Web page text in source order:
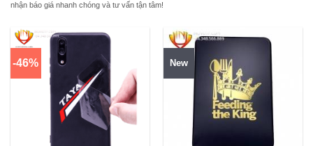
nhận báo giá nhanh chóng và tư vấn tận tâm!
-46% New